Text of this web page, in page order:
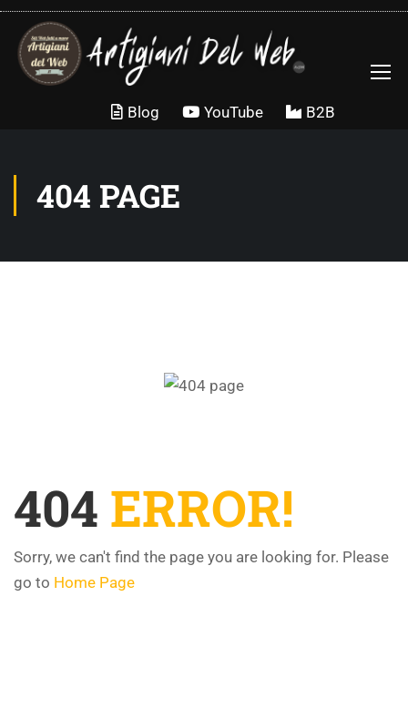
B2B
YouTube
Blog
404 PAGE
404 ERROR!
Sorry, we can't find the page you are looking for. Please
go to Home Page